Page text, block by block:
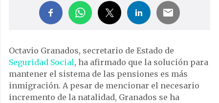
Octavio Granados, secretario de Estado de
Seguridad Social, ha afirmado que la solución para
mantener el sistema de las pensiones es más
inmigración. A pesar de mencionar el necesario
incremento de la natalidad, Granados se ha